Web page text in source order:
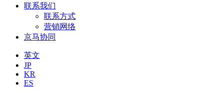
联系我们
联系方式
营销网络
京马协同
英文
JP
KR
ES